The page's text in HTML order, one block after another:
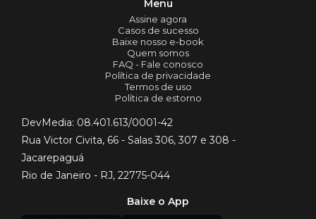
Menu
Assine agora
Casos de sucesso
Baixe nosso e-book
Quem somos
FAQ - Fale conosco
Política de privacidade
Termos de uso
Política de estorno
DevMedia: 08.401.613/0001-42
Rua Victor Civita, 66 - Salas 306, 307 e 308 -
Jacarepaguá
Rio de Janeiro - RJ, 22775-044
Baixe o App